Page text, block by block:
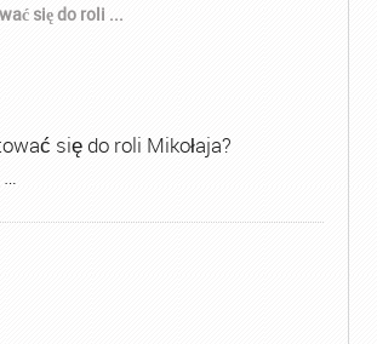
się do roli ...
się do roli Mikołaja?